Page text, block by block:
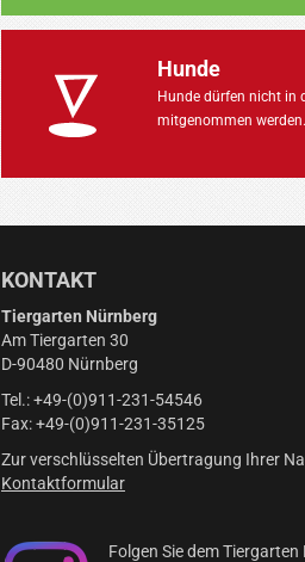
Hunde
Hunde dürfen nicht in
mitgenommen werden.
KONTAKT
Tiergarten Nürnberg
Am Tiergarten 30
D-90480 Nürnberg
Tel.: +49-(0)911-231-54546
Fax: +49-(0)911-231-35125
Zur verschlüsselten Übertragung Ihrer
Kontaktformular
Folgen Sie dem